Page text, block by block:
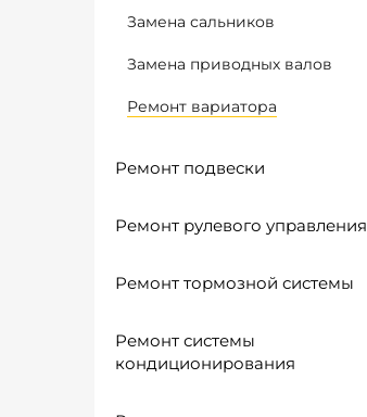
Замена сальников
Замена приводных валов
Ремонт вариатора
Ремонт подвески
Ремонт рулевого управления
Ремонт тормозной системы
Ремонт системы
кондиционирования